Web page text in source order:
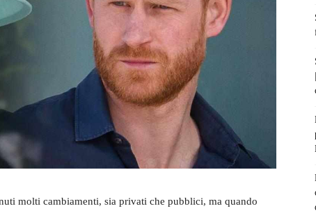
molti cambiamenti, sia privati che pubblici, ma quando